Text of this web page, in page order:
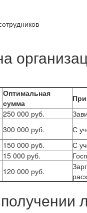
Оптимальная
сумма
250 000 руб.
300 000 руб.
С
150 000 руб.
С
15 000 руб.
120 000 руб.